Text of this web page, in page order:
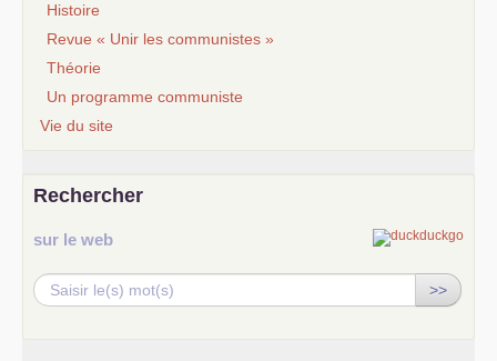
Histoire
Revue « Unir les communistes »
Théorie
Un programme communiste
Vie du site
Rechercher
sur le web
>>